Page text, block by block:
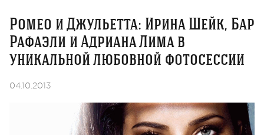
Ромео и Джульетта: Ирина Шейк, Бар
Рафаэли и Адриана Лима в
уникальной любовной фотосессии
04.10.2013